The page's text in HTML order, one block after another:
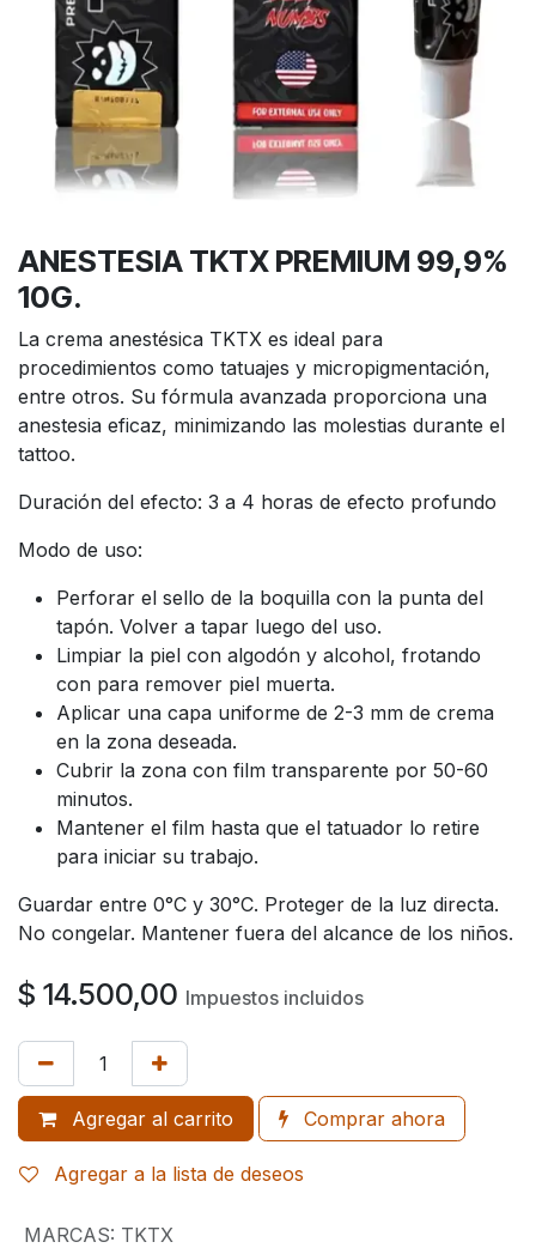
ANESTESIA TKTX PREMIUM 99,9%
10G.
La crema anestésica TKTX es ideal para
procedimientos como tatuajes y micropigmentación,
entre otros. Su fórmula avanzada proporciona una
anestesia eficaz, minimizando las molestias durante el
tattoo.
Duración del efecto: 3 a 4 horas de efecto profundo
Modo de uso:
Perforar el sello de la boquilla con la punta del
tapón. Volver a tapar luego del uso.
Limpiar la piel con algodón y alcohol, frotando
con para remover piel muerta.
Aplicar una capa uniforme de 2-3 mm de crema
en la zona deseada.
Cubrir la zona con film transparente por 50-60
minutos.
Mantener el film hasta que el tatuador lo retire
para iniciar su trabajo.
Guardar entre 0°C y 30°C. Proteger de la luz directa.
No congelar. Mantener fuera del alcance de los niños.
$ 14.500,00 Impuestos incluidos
Agregar al carrito Comprar ahora
Agregar a la lista de deseos
MARCAS: TKTX